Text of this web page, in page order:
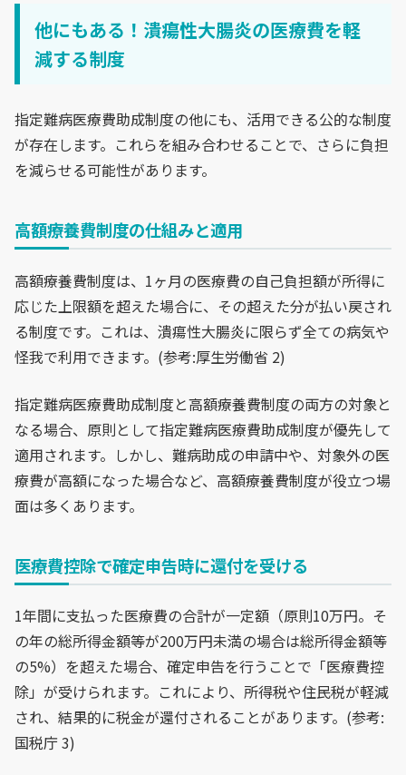
他にもある！潰瘍性大腸炎の医療費を軽
減する制度
指定難病医療費助成制度の他にも、活用できる公的な制度
が存在します。これらを組み合わせることで、さらに負担
を減らせる可能性があります。
高額療養費制度の仕組みと適用
高額療養費制度は、1ヶ月の医療費の自己負担額が所得に
応じた上限額を超えた場合に、その超えた分が払い戻され
る制度です。これは、潰瘍性大腸炎に限らず全ての病気や
怪我で利用できます。(参考:厚生労働省 2)
指定難病医療費助成制度と高額療養費制度の両方の対象と
なる場合、原則として指定難病医療費助成制度が優先して
適用されます。しかし、難病助成の申請中や、対象外の医
療費が高額になった場合など、高額療養費制度が役立つ場
面は多くあります。
医療費控除で確定申告時に還付を受ける
1年間に支払った医療費の合計が一定額（原則10万円。そ
の年の総所得金額等が200万円未満の場合は総所得金額等
の5%）を超えた場合、確定申告を行うことで「医療費控
除」が受けられます。これにより、所得税や住民税が軽減
され、結果的に税金が還付されることがあります。(参考:
国税庁 3)